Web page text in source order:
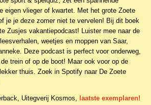
eigen vlieger of kwartet. Met het grote Zoete
je je deze zomer niet te vervelen! Bij dit boek
Zusjes vakantiepodcast! Luister mee naar de
weetjes en moppen van Saar,
Deze podcast is perfect voor onderweg,
trein of op de boot! Maar ook voor op de
thuis. Zoek in Spotify naar De Zoete
Uitegverij Kosmos, laatste exemplaren!